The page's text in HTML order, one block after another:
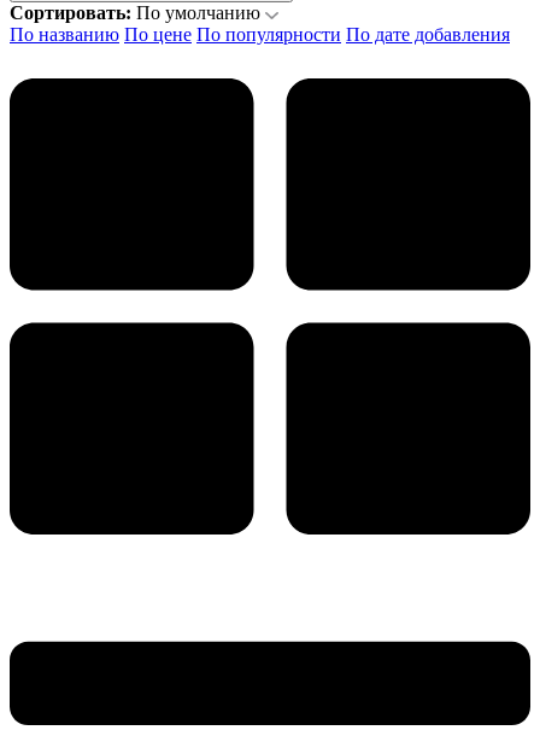
Сортировать: По умолчанию
По названию По цене По популярности По дате добавления